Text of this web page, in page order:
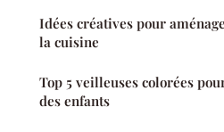
Idées créatives pour
la cuisine
Top 5 veilleuses colorées
des enfants